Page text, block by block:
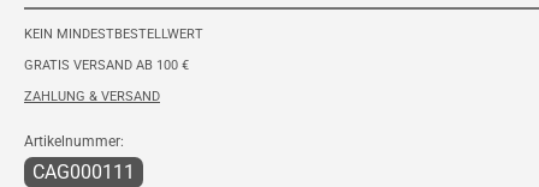
KEIN MINDESTBESTELLWERT
GRATIS VERSAND AB 100 €
ZAHLUNG & VERSAND
Artikelnummer:
CAG000111